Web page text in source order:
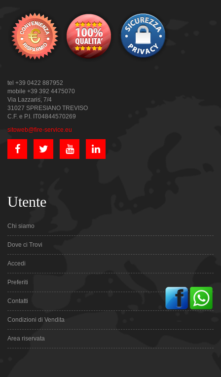
tel +39 0422 887952
mobile +39 392 4475070
Via Lazzaris, 7/4
31027 SPRESIANO TREVISO
C.F. e P.I. IT04844570269
sitoweb@fire-service.eu
Utente
Chi siamo
Dove ci Trovi
Accedi
Preferiti
Contatti
Condizioni di Vendita
Area riservata